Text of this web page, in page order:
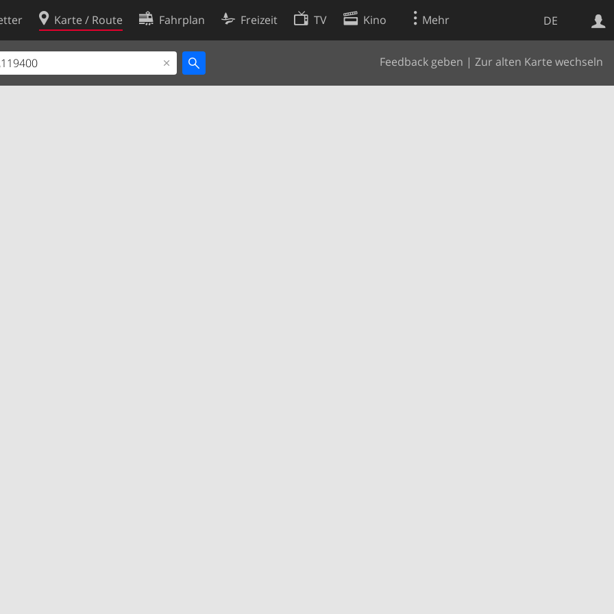
DE
Karte / Route Fahrplan Freizeit TV Kino Mehr
Feedback geben | Zur alten Karte wechseln
Websuche
Cookie-Richtlinie
Cookie-Einstellungen